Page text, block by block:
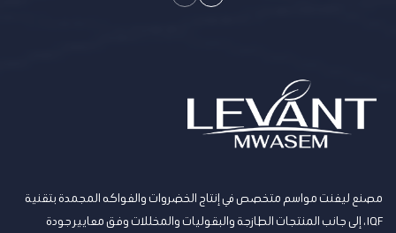
مصنع ليفنت مواسم متخصص في إنتاج الخضروات والفواكه المجمدة بتقنية
IQF، إلى جانب المنتجات الطازجة والبقوليات والمخللات وفق معايير جودة